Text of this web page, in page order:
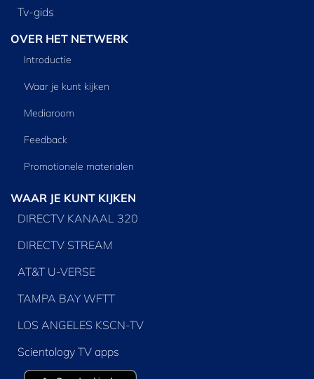
Tv‑gids
OVER HET NETWERK
Introductie
Waar je kunt kijken
Mediaroom
Feedback
Promotionele materialen
WAAR JE KUNT KIJKEN
DIRECTV KANAAL 320
DIRECTV STREAM
AT&T U-VERSE
TAMPA BAY WFTT
LOS ANGELES KSCN-TV
Scientology TV apps